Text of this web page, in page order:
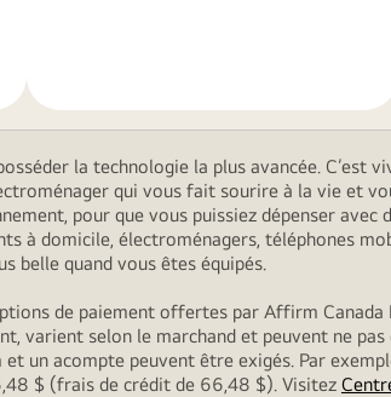
la technologie la plus avancée. C’est
qui vous fait sourire à la vie et
pour que vous puissiez dépenser
à domicile, électroménagers, téléphones
belle quand vous êtes équipés.
de paiement offertes par Affirm
varient selon le marchand et peuvent ne
un acompte peuvent être exigés. Par
$ (frais de crédit de 66,48 $). Visitez